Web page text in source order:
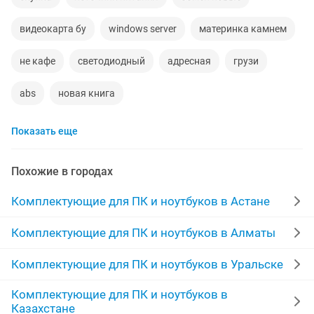
видеокарта бу windows server материнка камнем
не кафе светодиодный адресная грузи
abs новая книга
Показать еще
Похожие в городах
Комплектующие для ПК и ноутбуков в Астане
Комплектующие для ПК и ноутбуков в Алматы
Комплектующие для ПК и ноутбуков в Уральске
Комплектующие для ПК и ноутбуков в
Казахстане